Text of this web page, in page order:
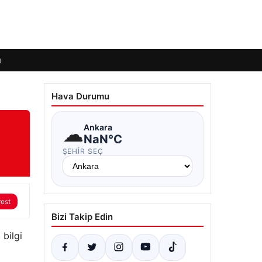
bilgi
Hava Durumu
☁Ankara
NaN°C
ŞEHIR SEÇ
Bizi Takip Edin